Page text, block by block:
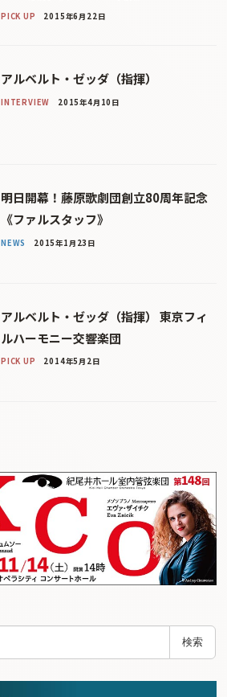
PICK UP 2015年6月22日
アルベルト・ゼッダ（指揮）
INTERVIEW 2015年4月10日
明日開幕！藤原歌劇団創立80周年記念
《ファルスタッフ》
NEWS 2015年1月23日
アルベルト・ゼッダ（指揮） 東京フィ
ルハーモニー交響楽団
PICK UP 2014年5月2日
検索